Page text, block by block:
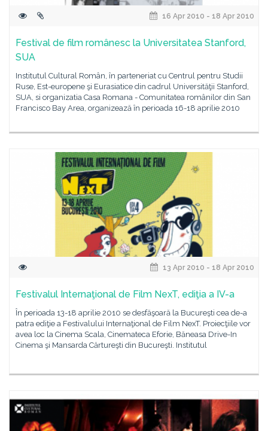
16 Apr 2010 - 18 Apr 2010
Festival de film românesc la Universitatea Stanford,
SUA
Institutul Cultural Român, în parteneriat cu Centrul pentru Studii
Ruse, Est-europene şi Eurasiatice din cadrul Universităţii Stanford,
SUA, si organizatia Casa Romana - Comunitatea românilor din San
Francisco Bay Area, organizează în perioada 16-18 aprilie 2010
13 Apr 2010 - 18 Apr 2010
Festivalul Internaţional de Film NexT, ediţia a IV-a
În perioada 13-18 aprilie 2010 se desfăşoară la Bucureşti cea de-a
patra ediţie a Festivalului Internaţional de Film NexT. Proiecţiile vor
avea loc la Cinema Scala, Cinemateca Eforie, Băneasa Drive-In
Cinema şi Mansarda Cărtureşti din Bucureşti. Institutul